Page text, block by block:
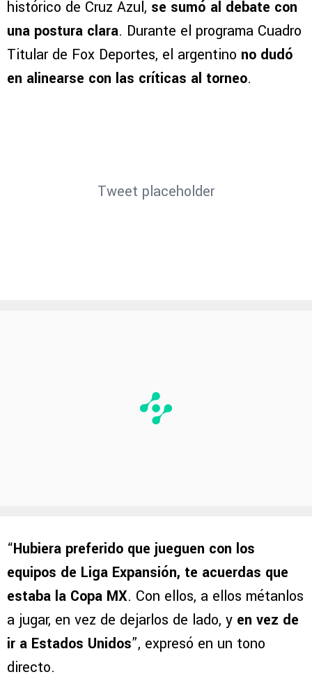
histórico de Cruz Azul, se sumó al debate con
una postura clara. Durante el programa Cuadro
Titular de Fox Deportes, el argentino no dudó
en alinearse con las críticas al torneo.
Tweet placeholder
“Hubiera preferido que jueguen con los
equipos de Liga Expansión, te acuerdas que
estaba la Copa MX. Con ellos, a ellos métanlos
a jugar, en vez de dejarlos de lado, y en vez de
ir a Estados Unidos”, expresó en un tono
directo.